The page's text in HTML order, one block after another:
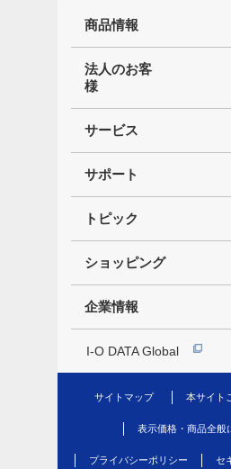
商品情報
法人のお客
様
サービス
サポート
トピック
ショッピング
企業情報
I-O DATA Global
サイトマップ 本サイト
表示価格・商品全般
プライバシーポリシー セ